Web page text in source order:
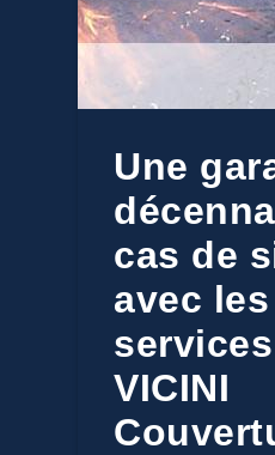
Une
cas de
avec les
VICINI